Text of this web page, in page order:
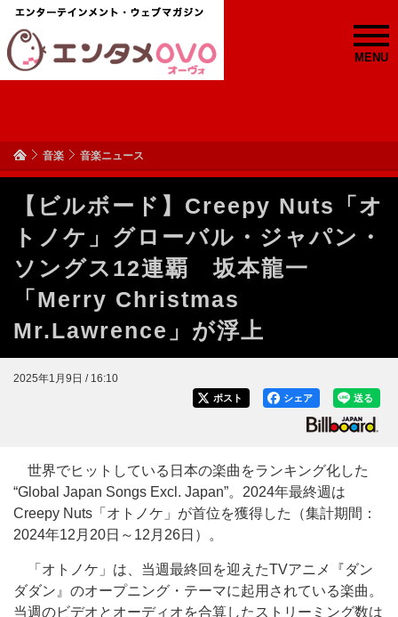
MENU
音楽 音楽ニュース
【ビルボード】Creepy Nuts「オ
トノケ」グローバル・ジャパン・
ソングス12連覇 坂本龍一
「Merry Christmas
Mr.Lawrence」が浮上
2025年1月9日 / 16:10
送る
シェア
ポスト
世界でヒットしている日本の楽曲をランキング化した
“Global Japan Songs Excl. Japan”。2024年最終週は
Creepy Nuts「オトノケ」が首位を獲得した（集計期間：
2024年12月20日～12月26日）。
「オトノケ」は、当週最終回を迎えたTVアニメ『ダン
ダダン』のオープニング・テーマに起用されている楽曲。
当週のビデオとオーディオを合算したストリーミング数は